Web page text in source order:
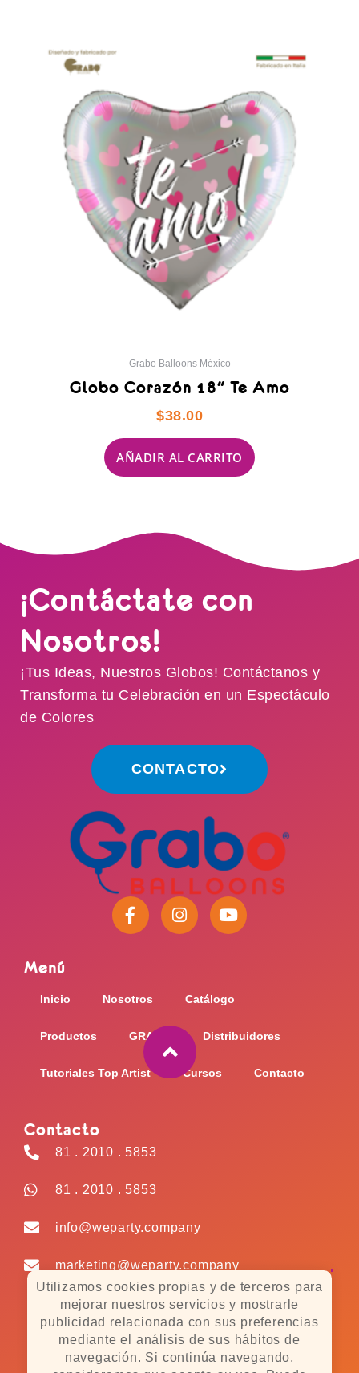
Grabo Balloons México
Globo Corazón 18″ Te Amo
$38.00
AÑADIR AL CARRITO
¡Contáctate con
Nosotros!
¡Tus Ideas, Nuestros Globos! Contáctanos y
Transforma tu Celebración en un Espectáculo
de Colores
CONTACTO
F
a
c
o
-
I
n
s
m
Y
o
u
e
Menú
Inicio Nosotros Catálogo
Productos GRABO Distribuidores
Tutoriales Top Artist Cursos Contacto
Contacto
81 . 2010 . 5853
81 . 2010 . 5853
info@weparty.company
marketing@weparty.company
Políticas de Cookies
Políticas de Privacidad
Utilizamos cookies propias y de terceros para
mejorar nuestros servicios y mostrarle
publicidad relacionada con sus preferencias
mediante el análisis de sus hábitos de
navegación. Si continúa navegando,